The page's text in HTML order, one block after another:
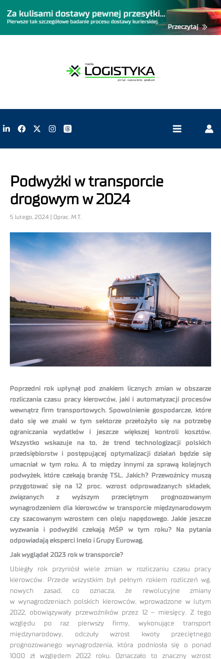
Podwyżki w transporcie
drogowym w 2024
5 lutego, 2024 | Oprac. M.T.
Poprzedni rok upłynął pod znakiem licznych zmian w obszarze
rozliczania czasu pracy kierowców, jaki i automatyzacji procesów
wewnątrz firm transportowych. Spowolnienie gospodarcze, które
dało się we znaki w tym sektorze przełożyło się na potrzebę
ograniczania wydatków i jeszcze większej kontroli kosztów.
Wszystko wskazuje na to, że trend technologizacji polskich
przedsiębiorstw i postępującej optymalizacji działań będzie się
umacniał w tym roku. A to między innymi za sprawą kolejnych
podwyżek, które czekają branżę TSL. Jakich? Przewoźnicy muszą
przygotować się na 12 proc. wzrost odprowadzanych składek,
związanych z wyższym przeciętnym prognozowanym
wynagrodzeniem dla kierowców w transporcie międzynarodowym
czy szacowanym wzrostem cen oleju napędowego. Jakie jeszcze
wyzwania i podwyżki czekają MŚP w tym roku? Na pytania
odpowiadają eksperci Inelo i Grupy Eurowag.
Jak wyglądał 2023 rok w transporcie?
Ubiegły rok przyniósł wiele zmian w rozliczaniu czasu pracy
kierowców. Przede wszystkim był pełnym rokiem rozliczeń wg.
nowych zasad, co oznacza, że rewolucyjne zmiany
w wynagrodzeniach polskich kierowców, wprowadzone w lutym
2022, obowiązywały przewoźników przez 12 – miesięcy. Z tego
względu po raz pierwszy firmy, wykonujące transport
międzynarodowy, odczuły wzrost kwoty przeciętnego
prognozowanego wynagrodzenia, która podniosła się o ponad
1000 zł względem 2022 roku. Oznaczało to znaczny wzrost